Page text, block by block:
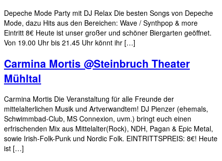
Depeche Mode Party mit DJ Relax Die besten Songs von Depeche
Mode, dazu Hits aus den Bereichen: Wave / Synthpop & more
Eintritt 8€ Heute ist unser großer und schöner Biergarten geöffnet.
Von 19.00 Uhr bis 21.45 Uhr könnt ihr […]
Carmina Mortis @Steinbruch Theater
Mühltal
Carmina Mortis Die Veranstaltung für alle Freunde der
mittelalterlichen Musik und Artverwandtem! DJ Pienzer (ehemals,
Schwimmbad-Club, MS Connexion, uvm.) bringt euch einen
erfrischenden Mix aus Mittelalter(Rock), NDH, Pagan & Epic Metal,
sowie Irish-Folk-Punk und Nordic Folk. EINTRITTSPREIS: 8€! Heute
ist […]